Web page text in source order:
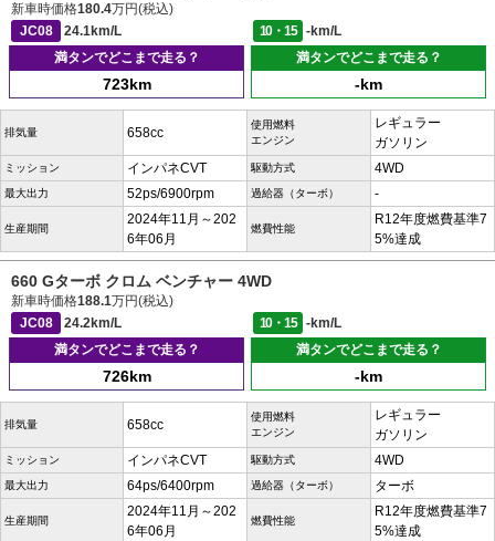
新車時価格180.4万円(税込)
JC08
24.1km/L 10・15
-km/L
満タンでどこまで走る？
723km
満タンでどこまで走る？
-km
排気量 658cc
使用燃料
エンジン
レギュラー
ガソリン
ミッション インパネCVT 駆動方式 4WD
最大出力 52ps/6900rpm 過給器（ターボ） -
生産期間
2024年11月～202
6年06月
燃費性能
R12年度燃費基準7
5%達成
660 Gターボ クロム ベンチャー 4WD
新車時価格188.1万円(税込)
JC08
24.2km/L 10・15
-km/L
満タンでどこまで走る？
726km
満タンでどこまで走る？
-km
排気量 658cc
使用燃料
エンジン
レギュラー
ガソリン
ミッション インパネCVT 駆動方式 4WD
最大出力 64ps/6400rpm 過給器（ターボ） ターボ
生産期間
2024年11月～202
6年06月
燃費性能
R12年度燃費基準7
5%達成